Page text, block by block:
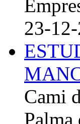
23-
Cami
Palma